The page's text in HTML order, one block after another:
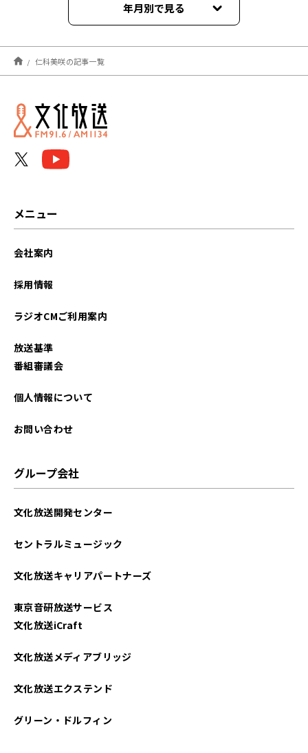
年月別で見る
2026年08月
2026年07月
2026年06月
2025年09月
2025年06月
2025年01月
2024年12月
2024年11月
仁科美咲の記事一覧
メニュー
会社案内
採用情報
ラジオCMご利用案内
放送基準
番組審議会
個人情報について
お問い合わせ
グループ会社
文化放送開発センター
セントラルミュージック
文化放送キャリアパートナーズ
東京音研放送サービス
文化放送iCraft
文化放送メディアブリッジ
文化放送エクステンド
グリーン・ドルフィン